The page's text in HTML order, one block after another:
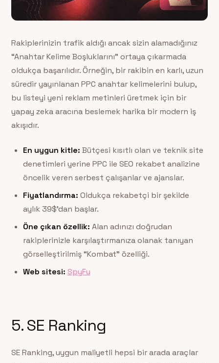
Rakiplerinizin trafik aldığı ancak sizin alamadığınız
“Anahtar Kelime Boşluklarını” ortaya çıkarmada
oldukça başarılıdır. Örneğin, bir rakibin en karlı, uzun
süredir yayınlanan PPC anahtar kelimelerini bulup,
bu listeyi yeni reklam metinleri üretmek için bir
yapay zeka aracına beslemek harika bir modern iş
akışıdır.
En uygun kitle: Bütçesi kısıtlı olan ve teknik site
denetimleri yerine PPC ile SEO rekabet analizine
öncelik veren serbest çalışanlar ve ajanslar.
Fiyatlandırma: Oldukça rekabetçi bir şekilde
aylık 39$’dan başlar.
Öne çıkan özellik: Alan adınızı doğrudan
rakiplerinizle karşılaştırmanıza olanak tanıyan
görselleştirilmiş “Kombat” özelliği.
Web sitesi: SpyFu
5. SE Ranking
SE Ranking, uygun maliyetli hepsi bir arada araçlar